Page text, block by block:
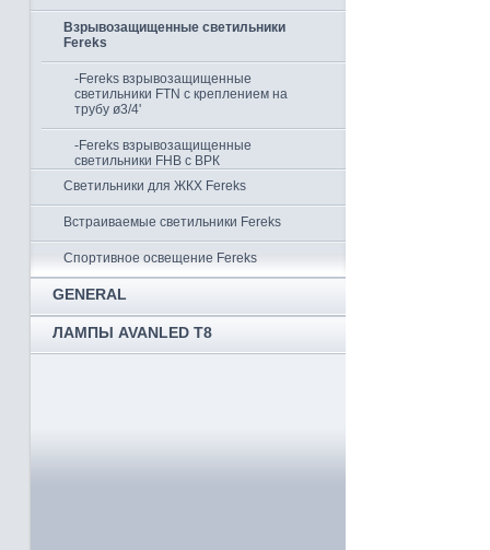
Взрывозащищенные светильники
Fereks
-Fereks взрывозащищенные
светильники FTN с креплением на
трубу ø3/4'
-Fereks взрывозащищенные
светильники FHB с ВРК
Светильники для ЖКХ Fereks
Встраиваемые светильники Fereks
Спортивное освещение Fereks
GENERAL
ЛАМПЫ AVANLED T8